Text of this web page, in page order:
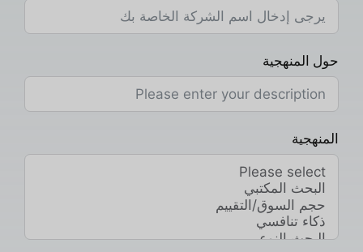
حول المنهجية
المنهجية